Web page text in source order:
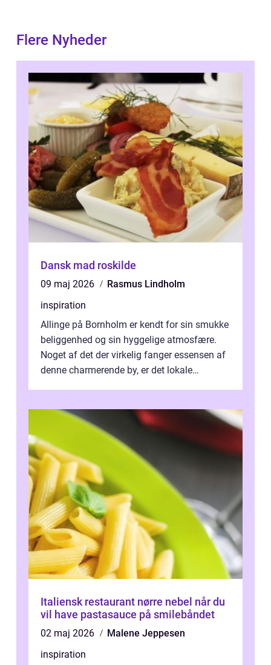
Flere Nyheder
Dansk mad roskilde
09 maj 2026
Rasmus Lindholm
inspiration
Allinge på Bornholm er kendt for sin smukke
beliggenhed og sin hyggelige atmosfære.
Noget af det der virkelig fanger essensen af
denne charmerende by, er det lokale
Italiensk restaurant nørre nebel når du
vil have pastasauce på smilebåndet
02 maj 2026
Malene Jeppesen
inspiration